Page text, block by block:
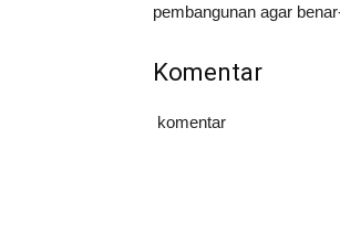
pembangunan agar
Komentar
komentar